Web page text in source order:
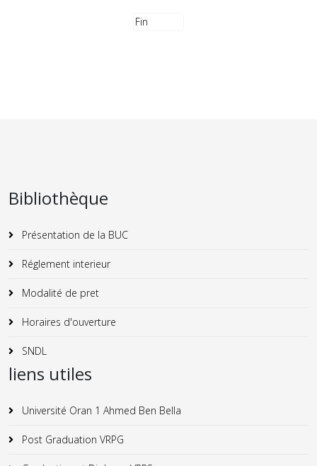
Fin
Bibliothèque
Présentation de la BUC
Réglement interieur
Modalité de pret
Horaires d'ouverture
SNDL
liens utiles
Université Oran 1 Ahmed Ben Bella
Post Graduation VRPG